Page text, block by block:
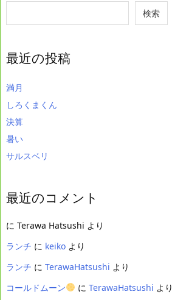
検索
最近の投稿
満月
しろくまくん
決算
暑い
サルスベリ
最近のコメント
に Terawa Hatsushi より
ランチ に keiko より
ランチ に TerawaHatsushi より
コールドムーン
に TerawaHatsushi より